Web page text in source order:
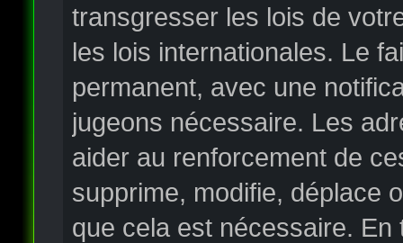
transgresser les lois de
les lois internationales. Le
permanent, avec une
jugeons nécessaire. Les
aider au renforcement de
supprime, modifie, déplace
que cela est nécessaire.